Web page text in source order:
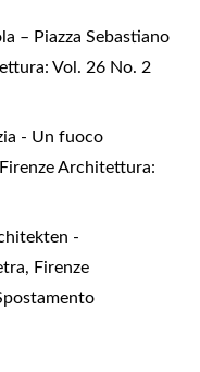
– Piazza Sebastiano
Vol. 26 No. 2
- Un fuoco
Firenze Architettura:
-
, Firenze